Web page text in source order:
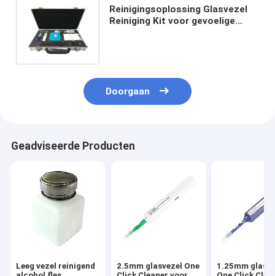
Reinigingsoplossing Glasvezel
Reiniging Kit voor gevoelige
Doorgaan
Geadviseerde Producten
Leeg vezel reinigend
2.5mm glasvezel One
1.25mm